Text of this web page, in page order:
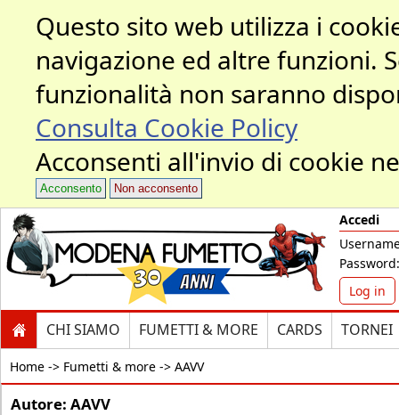
Questo sito web utilizza i
navigazione ed altre funzioni.
funzionalità non saranno
Consulta Cookie Policy
Acconsenti all'invio di cookie
Acconsento Non acconsento
Accedi
Password:
Log in
CHI SIAMO FUMETTI & MORE CARDS TORNEI
Home -> Fumetti & more -> AAVV
Autore: AAVV